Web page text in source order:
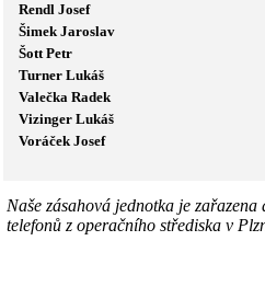
Rendl Josef
Šimek Jaroslav
Šott Petr
Turner Lukáš
Valečka Radek
Vizinger Lukáš
Voráček Josef
Naše zásahová jednotka je
telefonů z operačního střediska v